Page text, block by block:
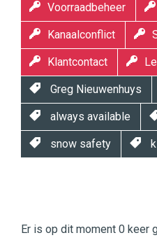
Voorraadbeheer
Kanaalconflict
Klantcontact
Greg Nieuwenhuys
always available
snow safety
|
Digital
Er is op dit moment 0 keer